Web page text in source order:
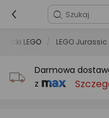
Klocki LEGO LEGO
Darmowa
z